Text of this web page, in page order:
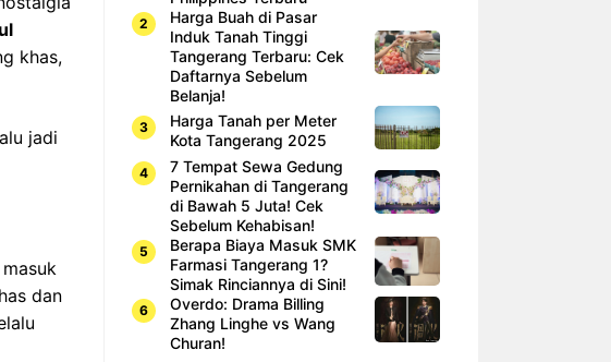
khas,
jadi
dan
Harga Buah di Pasar
Induk Tanah Tinggi
Tangerang Terbaru: Cek
Daftarnya Sebelum
Belanja!
Harga Tanah per Meter
Kota Tangerang 2025
7 Tempat Sewa Gedung
Pernikahan di Tangerang
di Bawah 5 Juta! Cek
Sebelum Kehabisan!
Berapa Biaya Masuk SMK
Farmasi Tangerang 1?
Simak Rinciannya di Sini!
Overdo: Drama Billing
Zhang Linghe vs Wang
Churan!